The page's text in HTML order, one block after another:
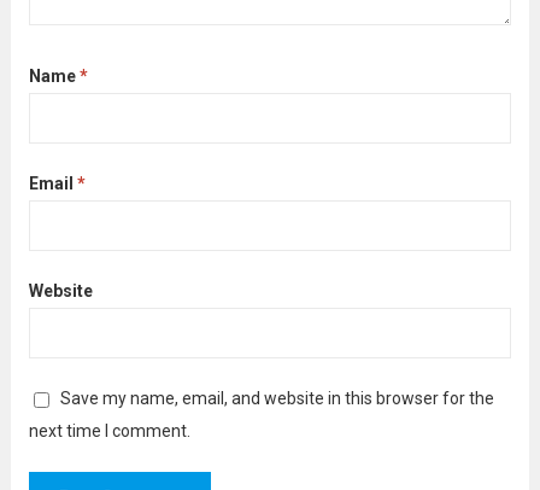
Name*
Email *
Website
Save my name, email, and website in this browser for the
next time I comment.